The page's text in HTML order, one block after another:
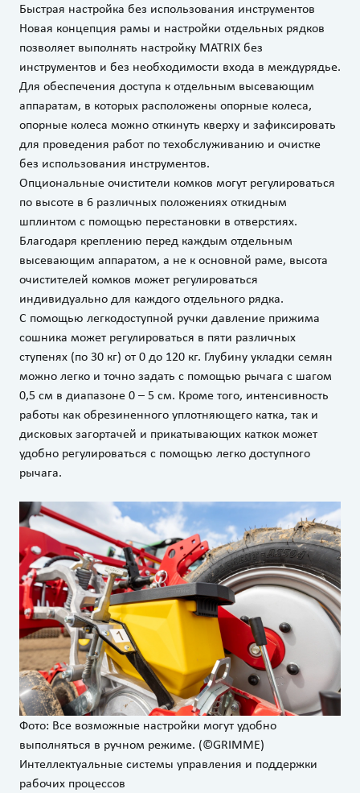
Быстрая настройка без использования инструментов
Новая концепция рамы и настройки отдельных рядков
позволяет выполнять настройку MATRIX без
инструментов и без необходимости входа в междурядье.
Для обеспечения доступа к отдельным высевающим
аппаратам, в которых расположены опорные колеса,
опорные колеса можно откинуть кверху и зафиксировать
для проведения работ по техобслуживанию и очистке
без использования инструментов.
Опциональные очистители комков могут регулироваться
по высоте в 6 различных положениях откидным
шплинтом с помощью перестановки в отверстиях.
Благодаря креплению перед каждым отдельным
высевающим аппаратом, а не к основной раме, высота
очистителей комков может регулироваться
индивидуально для каждого отдельного рядка.
С помощью легкодоступной ручки давление прижима
сошника может регулироваться в пяти различных
ступенях (по 30 кг) от 0 до 120 кг. Глубину укладки семян
можно легко и точно задать с помощью рычага с шагом
0,5 см в диапазоне 0 – 5 см. Кроме того, интенсивность
работы как обрезиненного уплотняющего катка, так и
дисковых загортачей и прикатывающих каткок может
удобно регулироваться с помощью легко доступного
рычага.
Фото: Все возможные настройки могут удобно
выполняться в ручном режиме. (©GRIMME)
Интеллектуальные системы управления и поддержки
рабочих процессов